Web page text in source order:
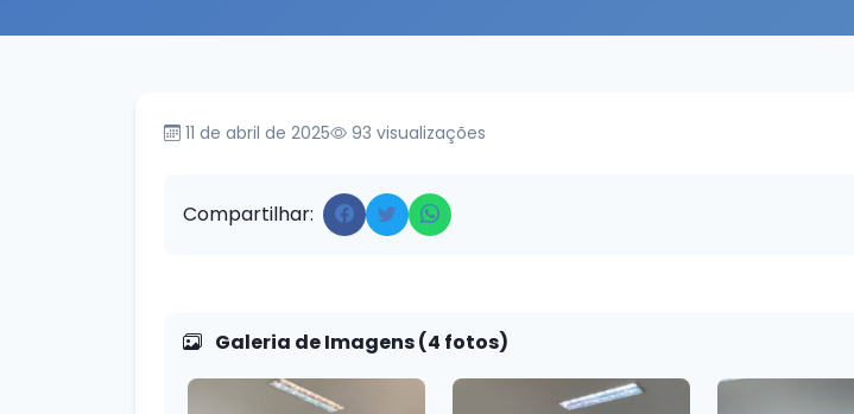
11 de abril de 2025 93 visualizações
Compartilhar:
Galeria de Imagens (4 fotos)